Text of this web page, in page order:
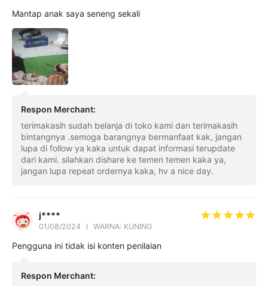
Mantap anak saya seneng sekali
Respon Merchant:
terimakasih sudah belanja di toko kami dan terimakasih
bintangnya .semoga barangnya bermanfaat kak, jangan
lupa di follow ya kaka untuk dapat informasi terupdate
dari kami. silahkan dishare ke temen temen kaka ya,
jangan lupa repeat ordernya kaka, hv a nice day.
j****
01/08/2024 WARNA: KUNING
Pengguna ini tidak isi konten penilaian
Respon Merchant: